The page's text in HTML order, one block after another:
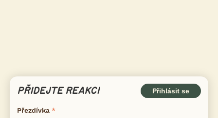
PŘIDEJTE REAKCI Přihlásit se
Přezdívka